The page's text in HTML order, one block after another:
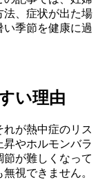
法、症状が出た場
季節を健康に過
い理由
が熱中症のリス
やホルモンバラ
が難しくなって
視できません。